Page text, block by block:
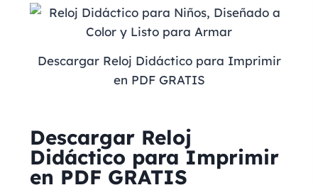
Descargar Reloj Didáctico para Imprimir
en PDF GRATIS
Descargar Reloj
Didáctico para Imprimir
en PDF GRATIS